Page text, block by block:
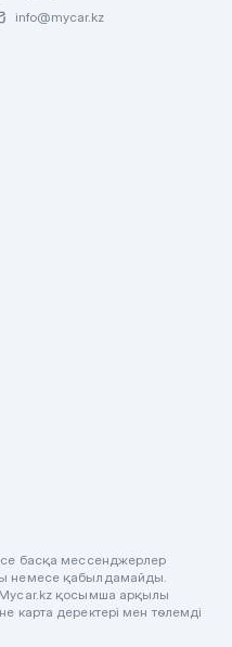
info@mycar.kz
басқа мессенджерлер
немесе қабылдамайды.
қосымша арқылы
деректері мен төлемді